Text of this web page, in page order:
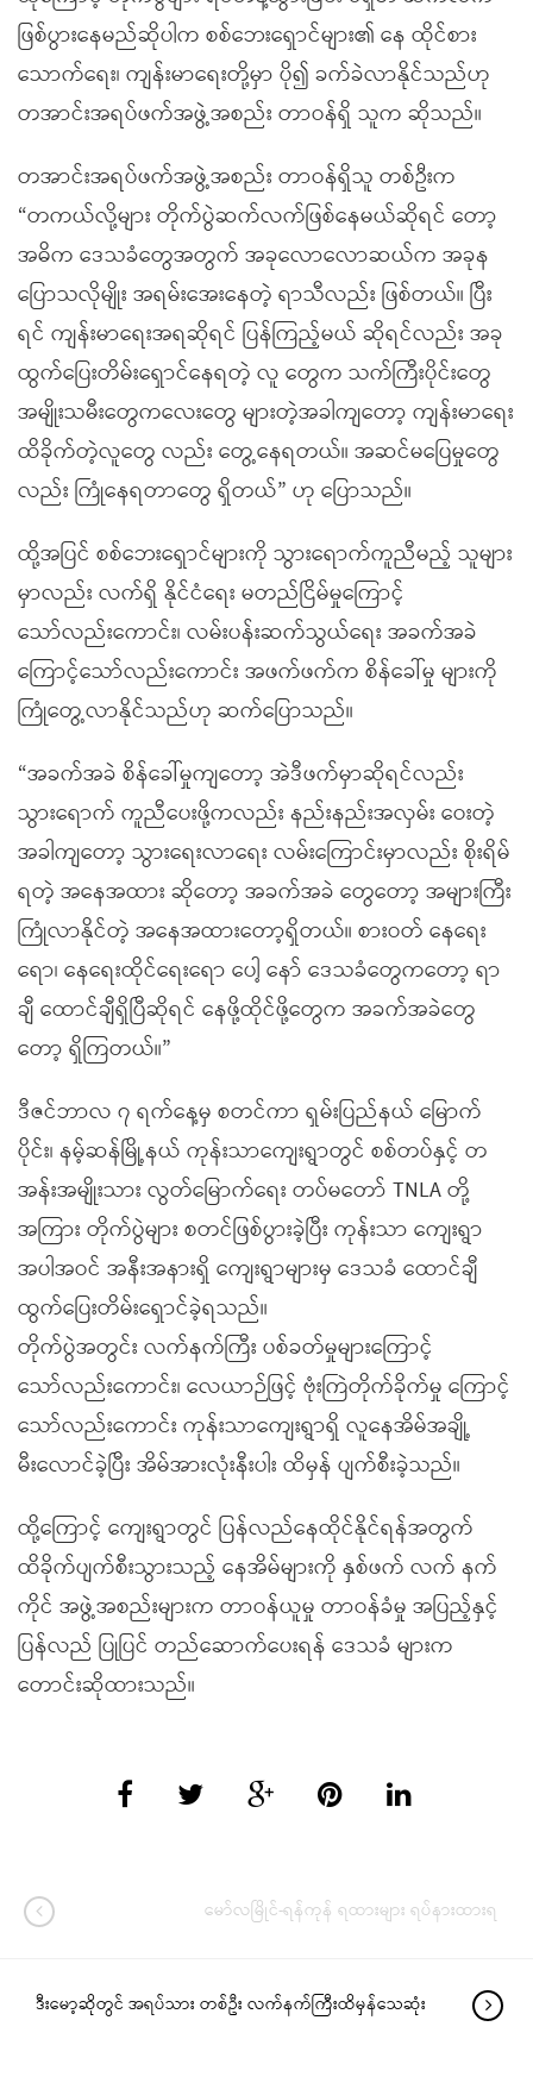
ဖြစ်ပွားနေမည်ဆိုပါက စစ်ဘေးရှောင်များ၏ နေ ထိုင်စား
သောက်ရေး၊ ကျန်းမာရေးတို့မှာ ပို၍ ခက်ခဲလာနိုင်သည်ဟု
တအာင်းအရပ်ဖက်အဖွဲ့အစည်း တာဝန်ရှိ သူက ဆိုသည်။
တအာင်းအရပ်ဖက်အဖွဲ့အစည်း တာဝန်ရှိသူ တစ်ဦးက
“တကယ်လို့များ တိုက်ပွဲဆက်လက်ဖြစ်နေမယ်ဆိုရင် တော့
အဓိက ဒေသခံတွေအတွက် အခုလောလောဆယ်က အခုန
ပြောသလိုမျိုး အရမ်းအေးနေတဲ့ ရာသီလည်း ဖြစ်တယ်။ ပြီး
ရင် ကျန်းမာရေးအရဆိုရင် ပြန်ကြည့်မယ် ဆိုရင်လည်း အခု
ထွက်ပြေးတိမ်းရှောင်နေရတဲ့ လူ တွေက သက်ကြီးပိုင်းတွေ
အမျိုးသမီးတွေကလေးတွေ များတဲ့အခါကျတော့ ကျန်းမာရေး
ထိခိုက်တဲ့လူတွေ လည်း တွေ့နေရတယ်။ အဆင်မပြေမှုတွေ
လည်း ကြုံနေရတာတွေ ရှိတယ်” ဟု ပြောသည်။
ထို့အပြင် စစ်ဘေးရှောင်များကို သွားရောက်ကူညီမည့် သူများ
မှာလည်း လက်ရှိ နိုင်ငံရေး မတည်ငြိမ်မှုကြောင့်
သော်လည်းကောင်း၊ လမ်းပန်းဆက်သွယ်ရေး အခက်အခဲ
ကြောင့်သော်လည်းကောင်း အဖက်ဖက်က စိန်ခေါ်မှု များကို
ကြုံတွေ့လာနိုင်သည်ဟု ဆက်ပြောသည်။
“အခက်အခဲ စိန်ခေါ်မှုကျတော့ အဲဒီဖက်မှာဆိုရင်လည်း
သွားရောက် ကူညီပေးဖို့ကလည်း နည်းနည်းအလှမ်း ဝေးတဲ့
အခါကျတော့ သွားရေးလာရေး လမ်းကြောင်းမှာလည်း စိုးရိမ်
ရတဲ့ အနေအထား ဆိုတော့ အခက်အခဲ တွေတော့ အများကြီး
ကြုံလာနိုင်တဲ့ အနေအထားတော့ရှိတယ်။ စားဝတ် နေရေး
ရော၊ နေရေးထိုင်ရေးရော ပေါ့ နော် ဒေသခံတွေကတော့ ရာ
ချီ ထောင်ချီရှိပြီဆိုရင် နေဖို့ထိုင်ဖို့တွေက အခက်အခဲတွေ
တော့ ရှိကြတယ်။”
ဒီဇင်ဘာလ ၇ ရက်နေ့မှ စတင်ကာ ရှမ်းပြည်နယ် မြောက်
ပိုင်း၊ နမ့်ဆန်မြို့နယ် ကုန်းသာကျေးရွာတွင် စစ်တပ်နှင့် တ
အန်းအမျိုးသား လွတ်မြောက်ရေး တပ်မတော် TNLA တို့
အကြား တိုက်ပွဲများ စတင်ဖြစ်ပွားခဲ့ပြီး ကုန်းသာ ကျေးရွာ
အပါအဝင် အနီးအနားရှိ ကျေးရွာများမှ ဒေသခံ ထောင်ချီ
ထွက်ပြေးတိမ်းရှောင်ခဲ့ရသည်။
တိုက်ပွဲအတွင်း လက်နက်ကြီး ပစ်ခတ်မှုများကြောင့်
သော်လည်းကောင်း၊ လေယာဉ်ဖြင့် ဗုံးကြဲတိုက်ခိုက်မှု ကြောင့်
သော်လည်းကောင်း ကုန်းသာကျေးရွာရှိ လူနေအိမ်အချို့
မီးလောင်ခဲ့ပြီး အိမ်အားလုံးနီးပါး ထိမှန် ပျက်စီးခဲ့သည်။
ထို့ကြောင့် ကျေးရွာတွင် ပြန်လည်နေထိုင်နိုင်ရန်အတွက်
ထိခိုက်ပျက်စီးသွားသည့် နေအိမ်များကို နှစ်ဖက် လက် နက်
ကိုင် အဖွဲ့အစည်းများက တာဝန်ယူမှု တာဝန်ခံမှု အပြည့်နှင့်
ပြန်လည် ပြုပြင် တည်ဆောက်ပေးရန် ဒေသခံ များက
တောင်းဆိုထားသည်။
မော်လမြိုင်-ရန်ကုန် ရထားများ ရပ်နားထားရ
ဒီးမော့ဆိုတွင် အရပ်သား တစ်ဦး လက်နက်ကြီးထိမှန်သေဆုံး